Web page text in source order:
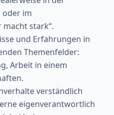
im
stark“.
und Erfahrungen in
Themenfelder:
Arbeit in einem
verständlich
eigenverantwortlich